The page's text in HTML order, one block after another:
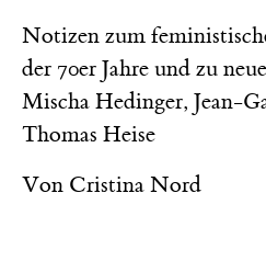
Notizen zum
der 70er Jahre und zu
Mischa Hedinger, Jean-
Thomas Heise
Von Cristina Nord